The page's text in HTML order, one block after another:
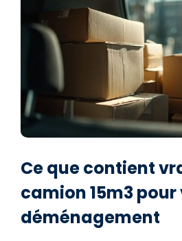
Ce que contient
camion 15m3
déménagement